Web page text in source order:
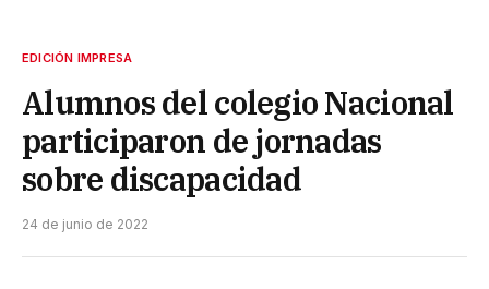
EDICIÓN IMPRESA
Alumnos del colegio Nacional
participaron de jornadas
sobre discapacidad
24 de junio de 2022